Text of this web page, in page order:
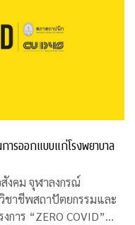
การออกแบบแก่โรงพยาบาล
งคม จุฬาลงกรณ์
ชาชีพสถาปัตยกรรมและ
าร “ZERO COVID”